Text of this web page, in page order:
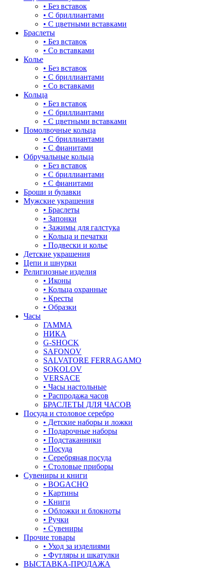
• Без вставок
• С бриллиантами
• С цветными вставками
Браслеты
• Без вставок
• Со вставками
Колье
• Без вставок
• С бриллиантами
• Со вставками
Кольца
• Без вставок
• С бриллиантами
• С цветными вставками
Помолвочные кольца
• С бриллиантами
• С фианитами
Обручальные кольца
• Без вставок
• С бриллиантами
• С фианитами
Броши и булавки
Мужские украшения
• Браслеты
• Запонки
• Зажимы для галстука
• Кольца и печатки
• Подвески и колье
Детские украшения
Цепи и шнурки
Религиозные изделия
• Иконы
• Кольца охранные
• Кресты
• Образки
Часы
ГАММА
НИКА
G-SHOCK
SAFONOV
SALVATORE FERRAGAMO
SOKOLOV
VERSACE
• Часы настольные
• Распродажа часов
БРАСЛЕТЫ ДЛЯ ЧАСОВ
Посуда и столовое серебро
• Детские наборы и ложки
• Подарочные наборы
• Подстаканники
• Посуда
• Серебряная посуда
• Столовые приборы
Сувениры и книги
• BOGACHO
• Картины
• Книги
• Обложки и блокноты
• Ручки
• Сувениры
Прочие товары
• Уход за изделиями
• Футляры и шкатулки
ВЫСТАВКА-ПРОДАЖА